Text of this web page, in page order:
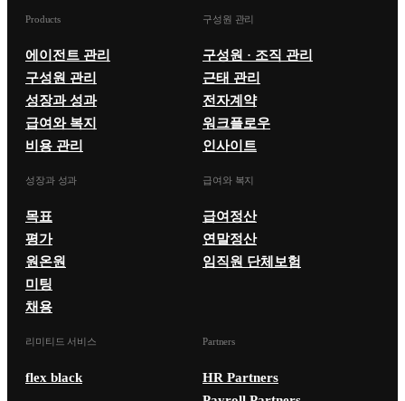
Products
에이전트 관리
구성원 관리
성장과 성과
급여와 복지
비용 관리
구성원 관리
구성원 · 조직 관리
근태 관리
전자계약
워크플로우
인사이트
성장과 성과
목표
평가
원온원
미팅
채용
급여와 복지
급여정산
연말정산
임직원 단체보험
리미티드 서비스
flex black
Partners
HR Partners